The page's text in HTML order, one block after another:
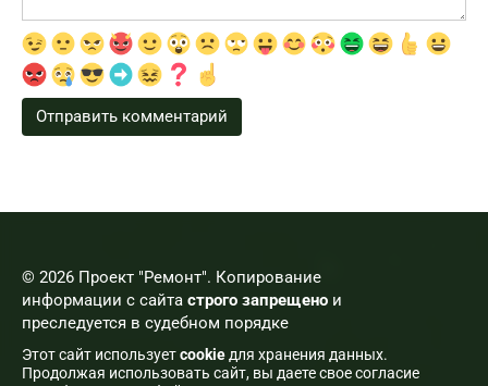
© 2026 Проект "Ремонт". Копирование
информации с сайта строго запрещено и
преследуется в судебном порядке
Этот сайт используетcookie для хранения данных.
Продолжая использовать сайт, вы даете свое согласие